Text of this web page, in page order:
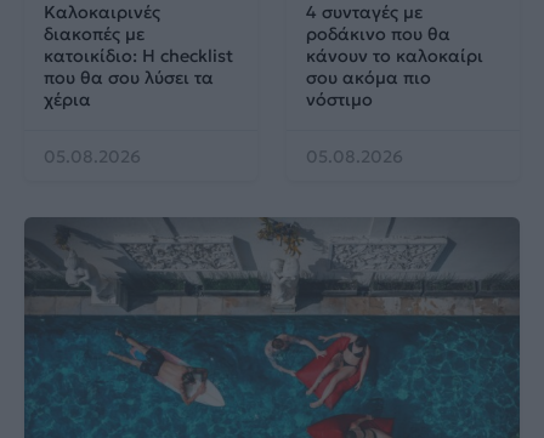
Καλοκαιρινές
διακοπές με
κατοικίδιο: Η checklist
που θα σου λύσει τα
χέρια
05.08.2026
4 συνταγές με
ροδάκινο που θα
κάνουν το καλοκαίρι
σου ακόμα πιο
νόστιμο
05.08.2026